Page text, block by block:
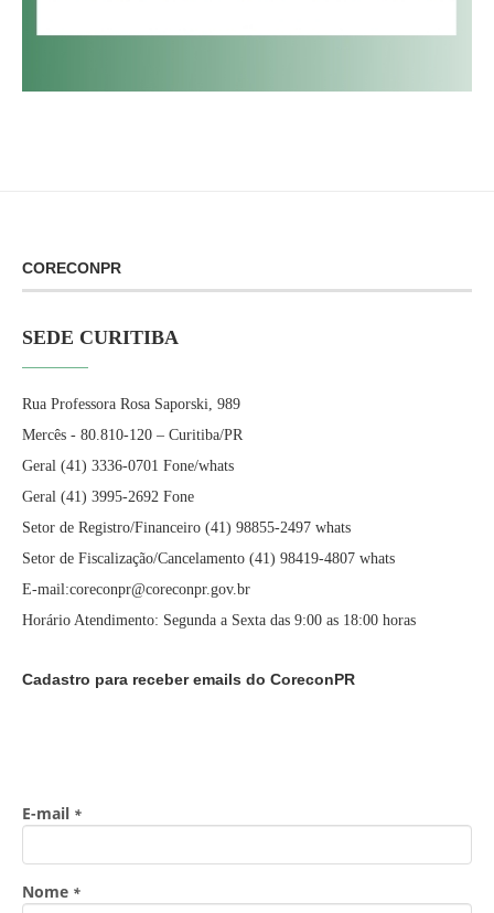
CORECONPR
SEDE CURITIBA
Rua Professora Rosa Saporski, 989
Mercês - 80.810-120 – Curitiba/PR
Geral (41) 3336-0701 Fone/whats
Geral (41) 3995-2692 Fone
Setor de Registro/Financeiro (41) 98855-2497 whats
Setor de Fiscalização/Cancelamento (41) 98419-4807 whats
E-mail:coreconpr@coreconpr.gov.br
Horário Atendimento: Segunda a Sexta das 9:00 as 18:00 horas
Cadastro para receber emails do CoreconPR